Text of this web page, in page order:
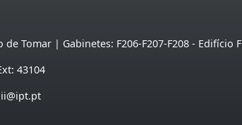
Tomar | Gabinetes: F206-F207-F208 - Edifício F
43104